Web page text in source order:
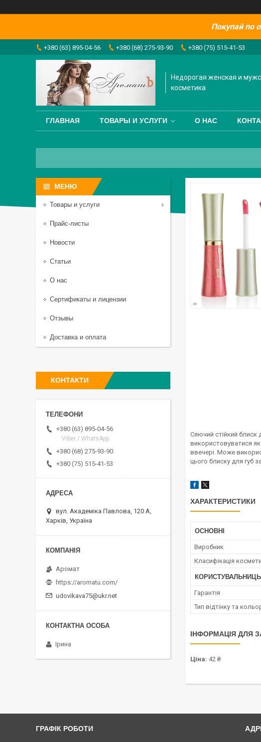
Покупай по
+380 (63) 895-04-56 +380 (68) 275-93-90 +380 (75) 515-41-53
Недорогая женская и
косметика
ГЛАВНАЯ ТОВАРЫ И УСЛУГИ О НАС
Сяючий стійкий
використовуватися як
ввечері. Може
цього блиску для губ
ХАРАКТЕРИСТИКИ
ОСНОВНІ
Виробник
Класифікація
Гарантія
Тип відтінку та
ІНФОРМАЦІЯ ДЛЯ
Ціна: 42 ₴
Товары и услуги
Прайс-листы
Новости
Статьи
О нас
Сертификаты и лицензии
Отзывы
Доставка и оплата
КОНТАКТИ
+380 (63) 895-04-56
Viber / WhatsApp
+380 (68) 275-93-90
+380 (75) 515-41-53
вул. Академіка Павлова, 120 А,
Харків, Україна
Аромат
https://aromatu.com/
udovikava75@ukr.net
Ірина
ГРАФІК РОБОТИ